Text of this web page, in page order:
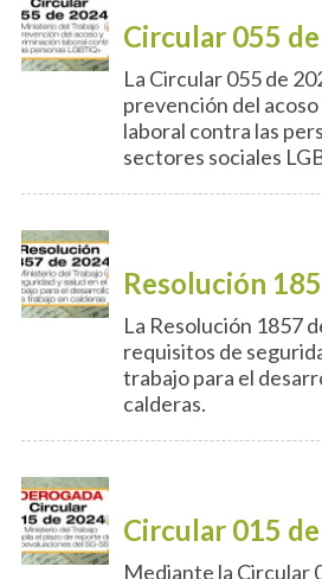
Circular 055
La Circular 055 de
prevención del
laboral contra las
sectores sociales
Resolución
La Resolución 1857
requisitos de
trabajo para el
calderas.
Circular 015
Mediante la Circular